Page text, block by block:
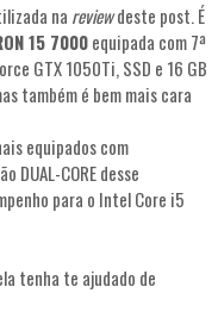
na reviewdeste post. É
15 7000equipada com 7ª
GTX 1050Ti, SSD e 16 GB
também é bem mais cara
equipados com
DUAL-CORE desse
para o Intel Core i5
tenha te ajudado de